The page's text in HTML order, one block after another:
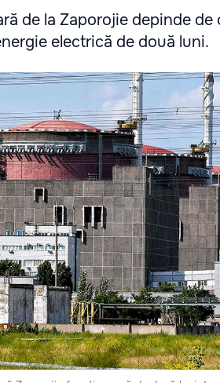
de la Zaporojie depinde
electrică de două luni.